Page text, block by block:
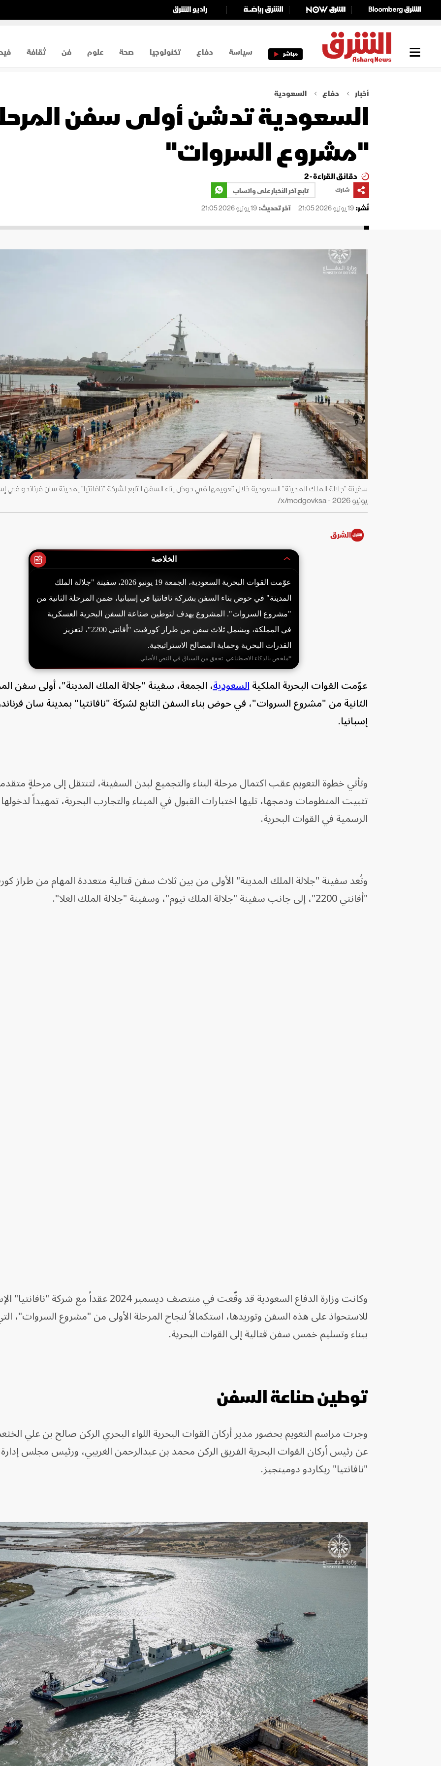
مباشر سياسة دفاع تكنولوجيا صحة علوم فن ثقافة
أخبار دفاع السعودية
السعودية تدشن أولى سفن
"مشروع السروات"
دقائق القراءة - 2
شارك
تابع آخر الأخبار على واتساب
نُشر:19 يونيو 2026 21:05 آخر تحديث:19 يونيو 2026 21:05
يونيو 2026 - x/modgovksa/
الشرق
الخلاصة
عوّمت القوات البحرية السعودية، الجمعة 19 يونيو 2026، سفينة "جلالة الملك
المدينة" في حوض بناء السفن بشركة نافانتيا في إسبانيا، ضمن المرحلة الثانية من
"مشروع السروات". المشروع يهدف لتوطين صناعة السفن البحرية العسكرية
في المملكة، ويشمل ثلاث سفن من طراز كورفيت "أفانتي 2200"، لتعزيز
القدرات البحرية وحماية المصالح الاستراتيجية.
*ملخص بالذكاء الاصطناعي. تحقق من السياق في النص الأصلي.
عوّمت القوات البحرية الملكيةالسعودية، الجمعة، سفينة "جلالة الملك المدينة"، أولى سفن
الثانية من "مشروع السروات"، في حوض بناء السفن التابع لشركة "نافانتيا" بمدينة سان
إسبانيا.
وتأتي خطوة التعويم عقب اكتمال مرحلة البناء والتجميع لبدن السفينة، لتنتقل إلى مرحلةٍ
تثبيت المنظومات ودمجها، تليها اختبارات القبول في الميناء والتجارب البحرية، تمهيداً
الرسمية في القوات البحرية.
وتُعد سفينة "جلالة الملك المدينة" الأولى من بين ثلاث سفن قتالية متعددة المهام من طراز
"أفانتي 2200"، إلى جانب سفينة "جلالة الملك نيوم"، وسفينة "جلالة الملك العلا".
وكانت وزارة الدفاع السعودية قد وقّعت في منتصف ديسمبر 2024 عقداً مع شركة
للاستحواذ على هذه السفن وتوريدها، استكمالاً لنجاح المرحلة الأولى من "مشروع السروات"،
ببناء وتسليم خمس سفن قتالية إلى القوات البحرية.
توطين صناعة السفن
وجرت مراسم التعويم بحضور مدير أركان القوات البحرية اللواء البحري الركن صالح بن علي
عن رئيس أركان القوات البحرية الفريق الركن محمد بن عبدالرحمن الغريبي، ورئيس مجلس
"نافانتيا" ريكاردو دومينجيز.